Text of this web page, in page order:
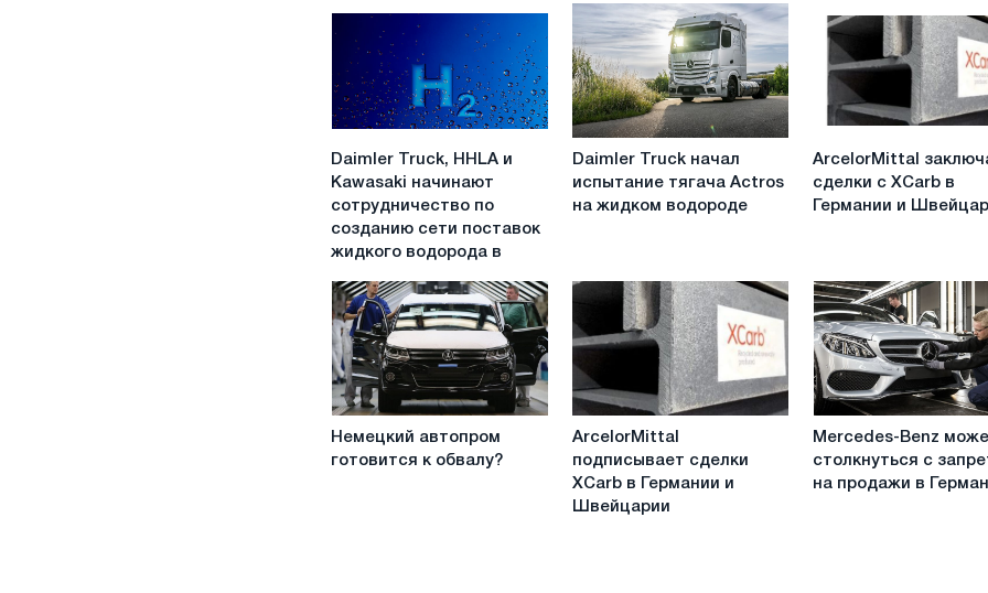
Daimler
Truck,
Kawasaki
начинают
сотрудничество
по
созданию
сети
поставок
жидкого
водорода
Daimler Truck, HHLA и
Kawasaki начинают
сотрудничество по
созданию сети поставок
жидкого водорода в
Daimler
испытание
на
жидком
водороде
Daimler Truck начал
испытание тягача Actros
на жидком водороде
ArcelorMittal
заключает
сделки
Германии
и
Швейцарии
ArcelorMittal
сделки с XCarb в
Германии и
Немецкий
автопром
Немецкий автопром
готовится к обвалу?
ArcelorMittal
сделки
XCarb
ArcelorMittal
подписывает сделки
XCarb в Германии и
Швейцарии
Mercedes-
столкнуться
Mercedes-Benz
столкнуться с
на продажи в